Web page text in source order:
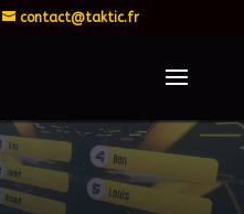
contact@taktic.fr